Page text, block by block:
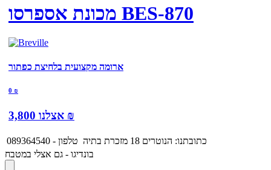
מכונת אספרסו BES-870
ארומה מקצועית בלחיצת כפתור
0 ₪
אצלנו 3,800 ₪
כתובתנו: הנוטרים 18 מזכרת בתיה
טלפון - 089364540
בונדיגו - גם אצלי במטבח